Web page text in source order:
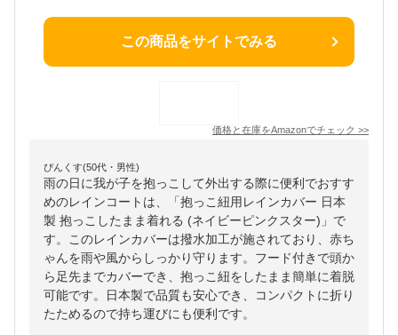
この商品をサイトでみる
価格と在庫をAmazonでチェック >>
ぴんくす(50代・男性)
雨の日に我が子を抱っこして外出する際に便利でおすす
めのレインコートは、「抱っこ紐用レインカバー 日本
製 抱っこしたまま着れる (ネイビーピンクスター)」で
す。このレインカバーは撥水加工が施されており、赤ち
ゃんを雨や風からしっかり守ります。フード付きで頭か
ら足先までカバーでき、抱っこ紐をしたまま簡単に着脱
可能です。日本製で品質も安心でき、コンパクトに折り
たためるので持ち運びにも便利です。